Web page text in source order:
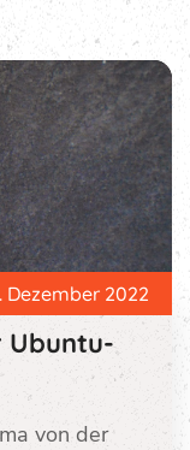
Dezember 2022
Ubuntu-
von der